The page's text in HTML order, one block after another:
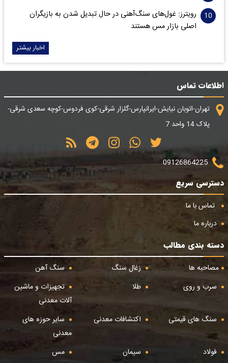
رویترز: غول‌های سنگ‌آهنی‌ در حال تبدیل شدن به بازیگران
اصلی بازار مس هستند
اخبار بیشتر
اطلاعات تماس
تهران-اتوبان نیایش-ایرانپارس-گلزار شرقی-کوی فردوس-کوچه سعدی شرقی-
پلاک 14 واحد 7
09126864225
دسترسی سریع
تماس با ما
درباره ما
دسته بندی مطالب
مصاحبه ها
زغال سنگ
سنگ آهن
سرب و روی
طلا
تجهیزات و ماشین
آلات معدنی
سنگ های قیمتی
اکتشافات معدنی
سایر حوزه های
معدنی
فولاد
سیمان مس